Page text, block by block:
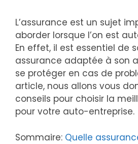
L’assurance est un sujet
aborder lorsque l’on est
En effet, il est essentiel de
assurance adaptée à son
se protéger en cas de
article, nous allons vous
conseils pour choisir la
pour votre auto-entreprise.
Sommaire: Quelle